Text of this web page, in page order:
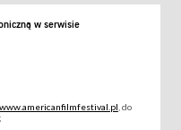
w serwisie
www.americanfilmfestival.pl , do